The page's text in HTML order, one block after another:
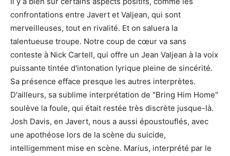
confrontations entre Javert et Valjean, qui sont
merveilleuses, tout en rivalité. Et on saluera la
talentueuse troupe. Notre coup de cœur va sans
conteste à Nick Cartell, qui offre un Jean Valjean à la voix
puissante tintée d'intonation lyrique pleine de sincérité.
Sa présence efface presque les autres interprètes.
D'ailleurs, sa sublime interprétation de "Bring Him Home"
soulève la foule, qui était restée très discrète jusque-là.
Josh Davis, en Javert, nous a aussi époustouflés, avec
une apothéose lors de la scène du suicide,
intelligemment mise en scène. Marius, interprété par le